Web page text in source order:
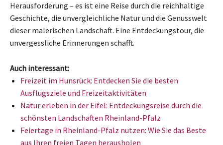
Herausforderung – es ist eine Reise durch die reichhaltige
Geschichte, die unvergleichliche Natur und die Genusswelt
dieser malerischen Landschaft. Eine Entdeckungstour, die
unvergessliche Erinnerungen schafft.
Auch interessant:
Freizeit im Hunsrück: Entdecken Sie die besten
Ausflugsziele und Freizeitaktivitäten
Natur erleben in der Eifel: Entdeckungsreise durch die
schönsten Landschaften Rheinland-Pfalz
Feiertage in Rheinland-Pfalz nutzen: Wie Sie das Beste
aus Ihren freien Tagen herausholen